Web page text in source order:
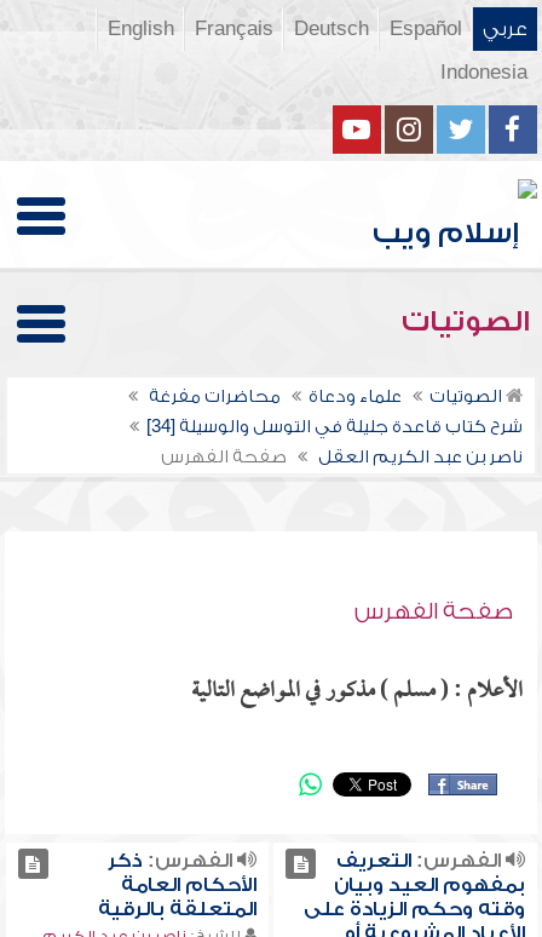
عربي Español
Deutsch
Français
English
Indonesia
الصوتيات
الصوتيات علماء ودعاة
محاضرات مفرغة
شرح كتاب قاعدة جليلة في التوسل والوسيلة [34]
ناصر بن عبد الكريم العقل
صفحة الفهرس
صفحة الفهرس
الأعلام : ( مسلم ) مذكور في المواضع التالية
الفهرس:التعريف
بمفهوم العيد وبيان
وقته وحكم الزيادة على
الفهرس: ذكر
الأحكام العامة
المتعلقة بالرقية